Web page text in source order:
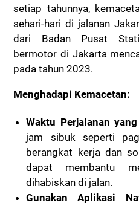
setiap tahunnya,
sehari-hari di jalanan
dari Badan Pusat
bermotor di Jakarta
pada tahun 2023.
Menghadapi Kemacetan:
Waktu Perjalanan
jam sibuk seperti
berangkat kerja dan
dapat membantu
dihabiskan di jalan.
Gunakan Aplikasi